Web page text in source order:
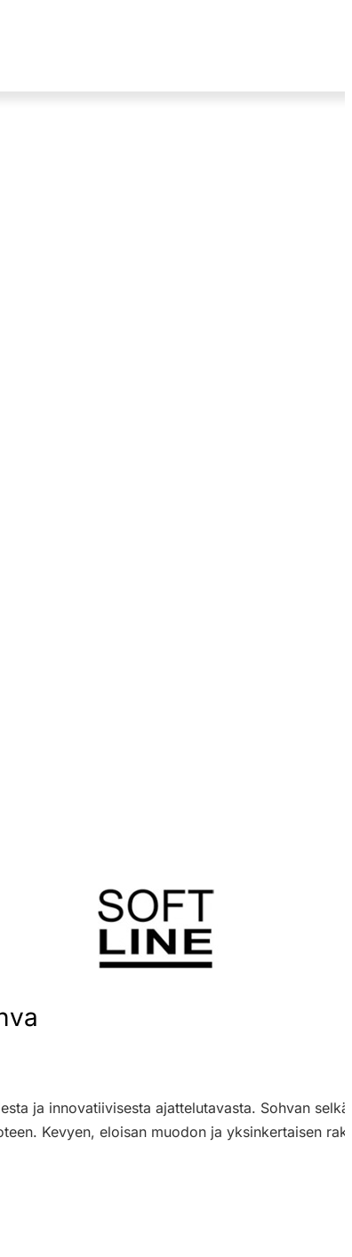
ja innovatiivisesta ajattelutavasta. Sohvan
Kevyen, eloisan muodon ja yksinkertaisen